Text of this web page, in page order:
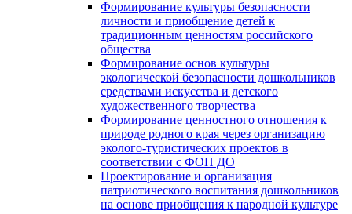
Формирование культуры безопасности
личности и приобщение детей к
традиционным ценностям российского
общества
Формирование основ культуры
экологической безопасности дошкольников
средствами искусства и детского
художественного творчества
Формирование ценностного отношения к
природе родного края через организацию
эколого-туристических проектов в
соответствии с ФОП ДО
Проектирование и организация
патриотического воспитания дошкольников
на основе приобщения к народной культуре